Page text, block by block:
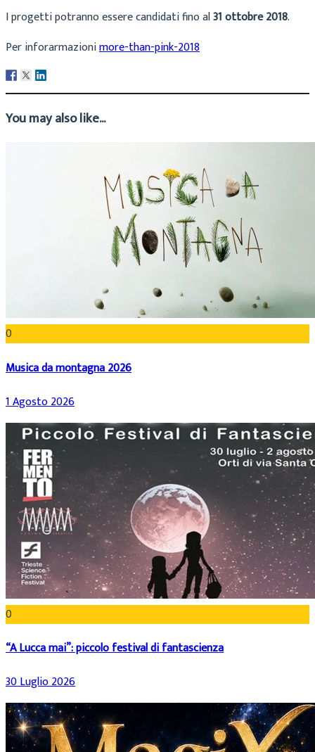
I progetti potranno essere candidati fino al31 ottobre 2018.
Per inforarmazionimore-than-pink-2018
You may also like...
0
Musica da montagna 2026
1 Agosto 2026
0
“A Lucca mai”: piccolo festival di fantascienza
30 Luglio 2026